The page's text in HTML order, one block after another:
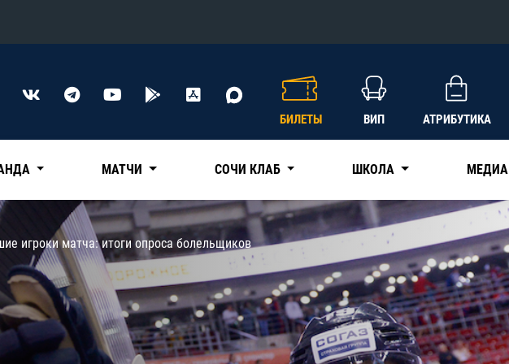
Конференция «Восток»
Нефтехимик
Трактор
Дивизион Чернышева
Авангард
Адмирал
КХЛ
БИЛЕТЫ ВИП АТРИБУТИКА
МАТЧИ СОЧИ КЛАБ ШКОЛА МЕДИА
игроки матча: итоги опроса болельщиков